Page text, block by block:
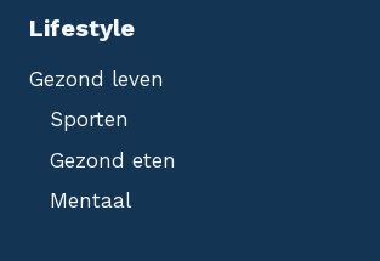
Lifestyle
Gezond leven
Sporten
Gezond eten
Mentaal